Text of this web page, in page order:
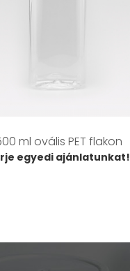
ml ovális PET flakon
egyedi ajánlatunkat!